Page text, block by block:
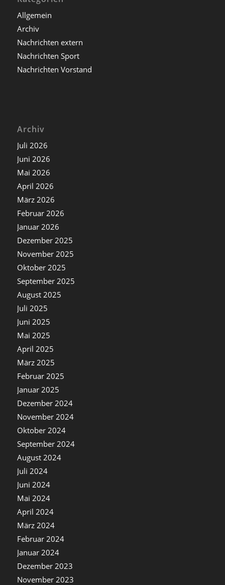
Allgemein
Archiv
Nachrichten extern
Nachrichten Sport
Nachrichten Vorstand
Archiv
Juli 2026
Juni 2026
Mai 2026
April 2026
März 2026
Februar 2026
Januar 2026
Dezember 2025
November 2025
Oktober 2025
September 2025
August 2025
Juli 2025
Juni 2025
Mai 2025
April 2025
März 2025
Februar 2025
Januar 2025
Dezember 2024
November 2024
Oktober 2024
September 2024
August 2024
Juli 2024
Juni 2024
Mai 2024
April 2024
März 2024
Februar 2024
Januar 2024
Dezember 2023
November 2023